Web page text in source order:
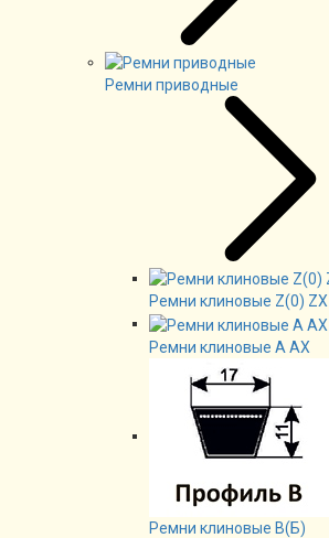
Ремни приводные
Ремни клиновые Z(0) ZX
Ремни клиновые А AX
Ремни клиновые В(Б)